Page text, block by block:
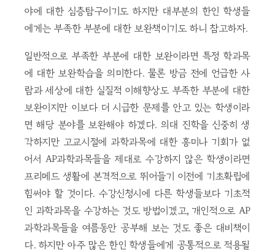
야에 대한 심층탐구이기도 하지만 대부분의 한인 학생들
에게는 부족한 부분에 대한 보완책이기도 하니 참고하자.
일반적으로 부족한 부분에 대한 보완이라면 특정 학과목
에 대한 보완학습을 의미한다. 물론 방금 전에 언급한 사
람과 세상에 대한 실질적 이해향상도 부족한 부분에 대한
보완이지만 이보다 더 시급한 문제를 안고 있는 학생이라
면 해당 분야를 보완해야 하겠다. 의대 진학을 신중히 생
각하지만 고교시절에 과학과목에 대한 흥미나 기회가 없
어서 AP과학과목들을 제대로 수강하지 않은 학생이라면
프리메드 생활에 본격적으로 뛰어들기 이전에 기초확립에
힘써야 할 것이다. 수강신청시에 다른 학생들보다 기초적
인 과학과목을 수강하는 것도 방법이겠고, 개인적으로 AP
과학과목들을 여름동안 공부해 보는 것도 좋은 대비책이
다. 하지만 아주 많은 한인 학생들에게 공통적으로 적용될